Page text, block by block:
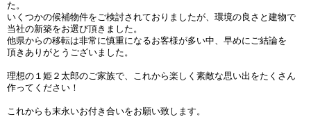
た。
いくつかの候補物件をご検討されておりましたが、環境の良さと建物で
当社の新築をお選び頂きました。
他県からの移転は非常に慎重になるお客様が多い中、早めにご結論を
頂きありがとうございました。
理想の１姫２太郎のご家族で、これから楽しく素敵な思い出をたくさん
作ってください！
これからも末永いお付き合いをお願い致します。